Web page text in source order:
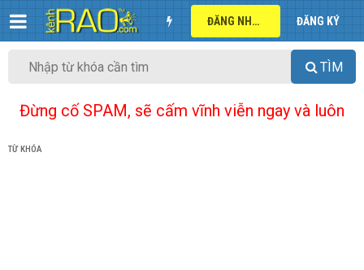
ĐĂNG NHẬP ĐĂNG KÝ
TÌM
Đừng cố SPAM, sẽ cấm vĩnh viễn ngay và luôn
TỪ KHÓA